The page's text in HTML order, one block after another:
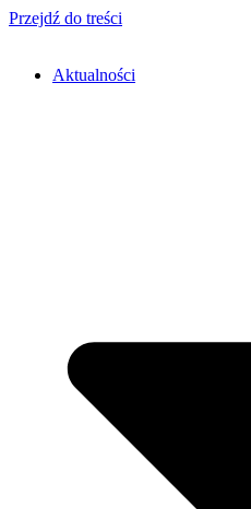
Przejdź do treści
Aktualności